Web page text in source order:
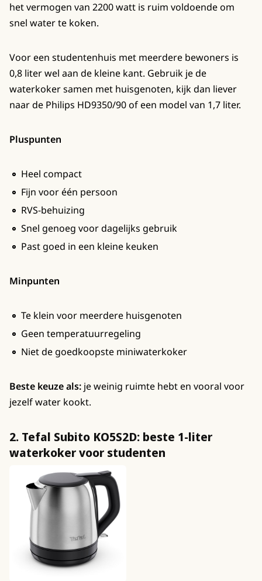
het vermogen van 2200 watt is ruim voldoende om
snel water te koken.
Voor een studentenhuis met meerdere bewoners is
0,8 liter wel aan de kleine kant. Gebruik je de
waterkoker samen met huisgenoten, kijk dan liever
naar de Philips HD9350/90 of een model van 1,7 liter.
Pluspunten
Heel compact
Fijn voor één persoon
RVS-behuizing
Snel genoeg voor dagelijks gebruik
Past goed in een kleine keuken
Minpunten
Te klein voor meerdere huisgenoten
Geen temperatuurregeling
Niet de goedkoopste miniwaterkoker
Beste keuze als: je weinig ruimte hebt en vooral voor
jezelf water kookt.
2. Tefal Subito KO5S2D: beste 1-liter
waterkoker voor studenten